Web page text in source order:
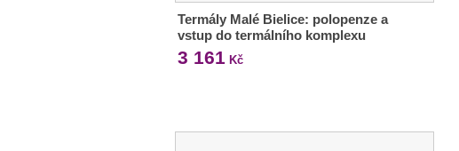
Termály Malé Bielice: polopenze a
vstup do termálního komplexu
3 161 Kč